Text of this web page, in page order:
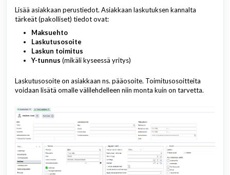
Lisää asiakkaan perustiedot. Asiakkaan laskutuksen kannalta
tärkeät (pakolliset) tiedot ovat:
Maksuehto
Laskutusosoite
Laskun toimitus
Y-tunnus (mikäli kyseessä yritys)
Laskutusosoite on asiakkaan ns. pääosoite. Toimitusosoitteita
voidaan lisätä omalle välilehdelleen niin monta kuin on tarvetta.